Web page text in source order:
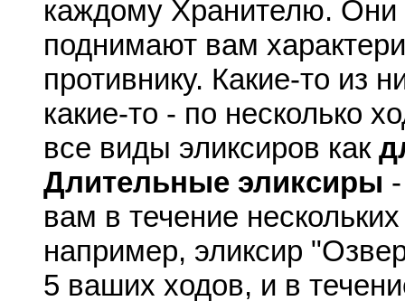
каждому Хранителю. Они
поднимают вам
противнику. Какие-то из
какие-то - по несколько
все виды эликсиров как
Длительные эликсиры
вам в течение
например, эликсир
5 ваших ходов, и в